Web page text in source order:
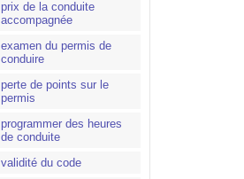
prix de la conduite
accompagnée
examen du permis de
conduire
perte de points sur le
permis
programmer des heures
de conduite
validité du code